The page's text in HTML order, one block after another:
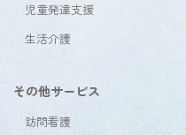
児童発達支援
生活介護
その他サービス
訪問看護